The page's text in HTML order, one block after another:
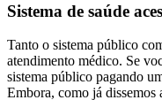
Sistema de saúde
Tanto o sistema público
atendimento médico. Se
sistema público pagando
Embora, como já dissemos